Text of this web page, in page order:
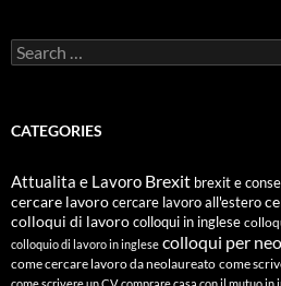
Search
for:
CATEGORIES
Attualita e Lavoro Brexit brexit e
cercare lavorocercare lavoro all'estero
colloqui di lavorocolloqui in inglese
colloquio di lavoro in inglese colloqui per
come cercare lavoro da neolaureato come
come scrivere un CV comprare casa con il mutuo in